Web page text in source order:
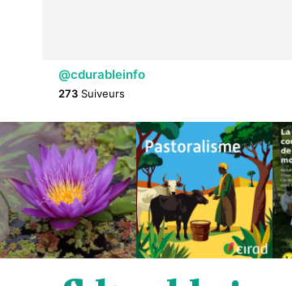
@cdurableinfo
273 Suiveurs